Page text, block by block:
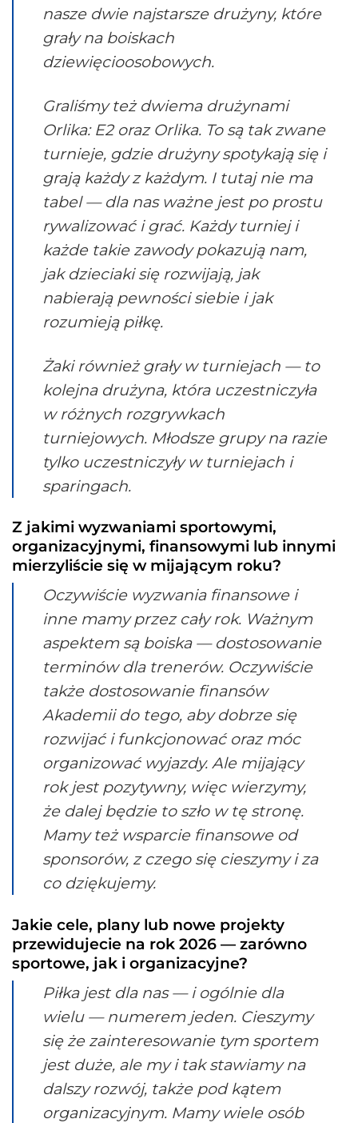
nasze dwie najstarsze drużyny, które
grały na boiskach
dziewięcioosobowych.
Graliśmy też dwiema drużynami
Orlika: E2 oraz Orlika. To są tak zwane
turnieje, gdzie drużyny spotykają się i
grają każdy z każdym. I tutaj nie ma
tabel — dla nas ważne jest po prostu
rywalizować i grać. Każdy turniej i
każde takie zawody pokazują nam,
jak dzieciaki się rozwijają, jak
nabierają pewności siebie i jak
rozumieją piłkę.
Żaki również grały w turniejach — to
kolejna drużyna, która uczestniczyła
w różnych rozgrywkach
turniejowych. Młodsze grupy na razie
tylko uczestniczyły w turniejach i
sparingach.
Z jakimi wyzwaniami sportowymi,
organizacyjnymi, finansowymi lub innymi
mierzyliście się w mijającym roku?
Oczywiście wyzwania finansowe i
inne mamy przez cały rok. Ważnym
aspektem są boiska — dostosowanie
terminów dla trenerów. Oczywiście
także dostosowanie finansów
Akademii do tego, aby dobrze się
rozwijać i funkcjonować oraz móc
organizować wyjazdy. Ale mijający
rok jest pozytywny, więc wierzymy,
że dalej będzie to szło w tę stronę.
Mamy też wsparcie finansowe od
sponsorów, z czego się cieszymy i za
co dziękujemy.
Jakie cele, plany lub nowe projekty
przewidujecie na rok 2026 — zarówno
sportowe, jak i organizacyjne?
Piłka jest dla nas — i ogólnie dla
wielu — numerem jeden. Cieszymy
się że zainteresowanie tym sportem
jest duże, ale my i tak stawiamy na
dalszy rozwój, także pod kątem
organizacyjnym. Mamy wiele osób